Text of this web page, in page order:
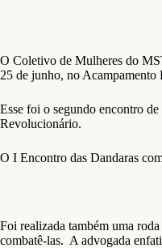
O Coletivo de Mulheres do
25 de junho, no
Esse foi o segundo encontro
Revolucionário.
O I Encontro das Dandaras
Foi realizada também uma
combatê-las. A advogada